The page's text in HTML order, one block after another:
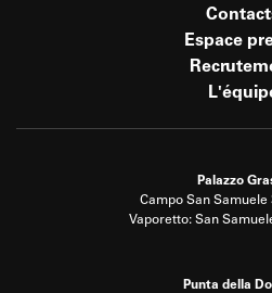
Espace
Palazzo
Campo San Samuele
Vaporetto: San
Punta della